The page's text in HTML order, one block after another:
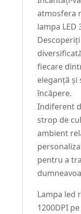
atmosfera
lampa LED
fiecare
eleganță
încăpere.
Indiferent
strop de
ambient
pentru a
Lampa led
1200DPI